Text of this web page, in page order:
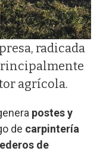
radicada
agrícola.
postes y
de carpintería
de